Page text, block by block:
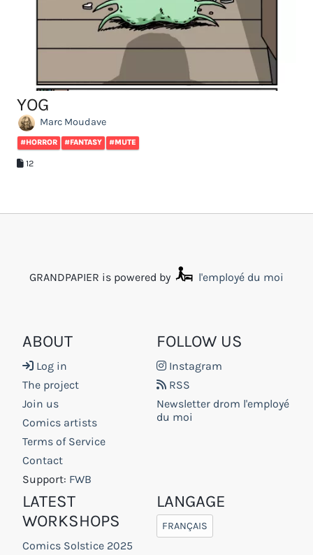
YOG
Marc Moudave
#HORROR #FANTASY #MUTE
12
GRANDPAPIER is powered by l'employé du moi
ABOUT
Log in
The project
Join us
Comics artists
Terms of Service
Contact
Support: FWB
FOLLOW US
Instagram
RSS
Newsletter drom l'employé
du moi
LATEST
WORKSHOPS
Comics Solstice 2025
LANGAGE
FRANÇAIS